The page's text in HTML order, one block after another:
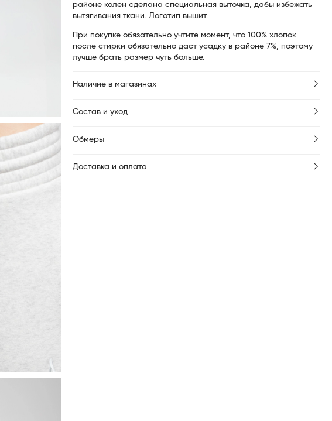
районе колен сделана специальная выточка, дабы избежать
вытягивания ткани. Логотип вышит.
При покупке обязательно учтите момент, что 100% хлопок
после стирки обязательно даст усадку в районе 7%, поэтому
лучше брать размер чуть больше.
Наличие в магазинах
Состав и уход
Обмеры
Доставка и оплата